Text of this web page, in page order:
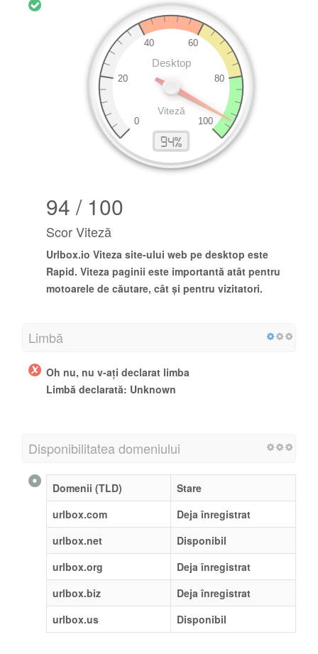
94 / 100
Scor Viteză
Urlbox.io Viteza site-ului web pe desktop este
Rapid. Viteza paginii este importantă atât pentru
motoarele de căutare, cât și pentru vizitatori.
Limbă
Oh nu, nu v-ați declarat limba
Limbă declarată: Unknown
Disponibilitatea domeniului
Domenii (TLD)
Stare
urlbox.com
Deja înregistrat
urlbox.net
Disponibil
urlbox.org
Deja înregistrat
urlbox.biz
Deja înregistrat
urlbox.us
Disponibil